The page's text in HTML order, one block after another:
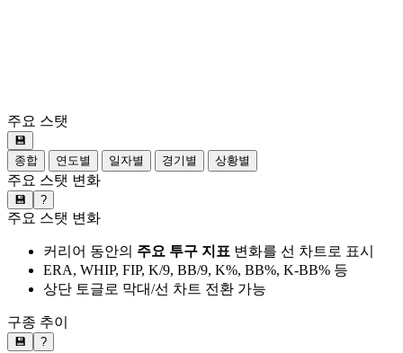
주요 스탯
💾
종합
연도별 일자별 경기별 상황별
주요 스탯 변화
💾 ?
주요 스탯 변화
커리어 동안의 주요 투구 지표 변화를 선 차트로 표시
ERA, WHIP, FIP, K/9, BB/9, K%, BB%, K-BB% 등
상단 토글로 막대/선 차트 전환 가능
구종 추이
💾 ?